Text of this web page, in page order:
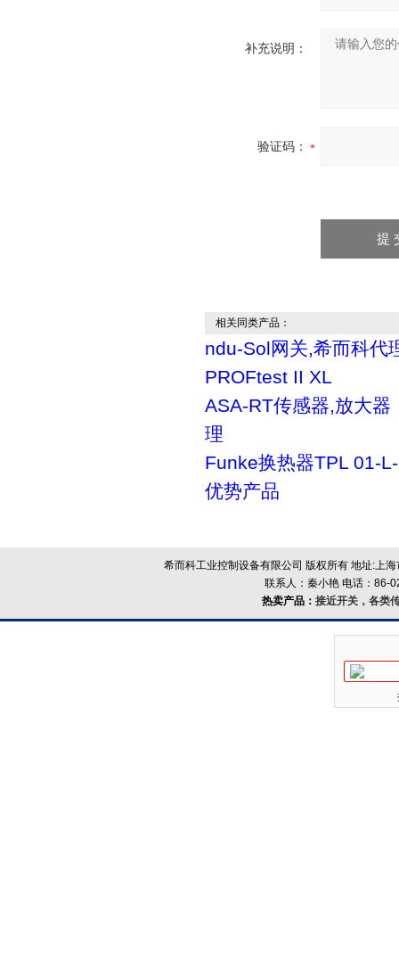
补充说明：
验证码：
相关同类产品：
ndu-Sol网关,希而科代
PROFtest II XL
ASA-RT传感器,放大器
理
Funke换热器TPL 01-
优势产品
希而科工业控制设备有限公司 版权所有 地址:上
联系人：秦小艳 电话：86-
热卖产品： 接近开关，各类